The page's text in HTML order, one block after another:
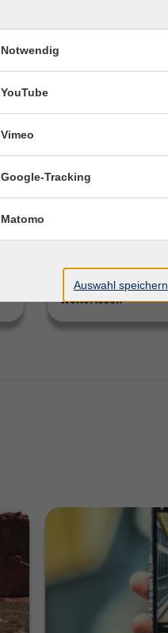
Sommerkurse
Erwachsene und…
Weiterlesen
Notwendig
YouTube
Vimeo
Google-Tracking
Matomo
Auswahl speichern